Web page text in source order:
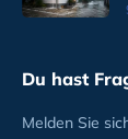
Du hast
Melden Sie